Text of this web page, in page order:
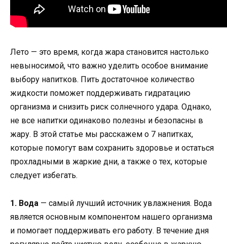
Лето — это время, когда жара становится настолько
невыносимой, что важно уделить особое внимание
выбору напитков. Пить достаточное количество
жидкости поможет поддерживать гидратацию
организма и снизить риск солнечного удара. Однако,
не все напитки одинаково полезны и безопасны в
жару. В этой статье мы расскажем о 7 напитках,
которые помогут вам сохранить здоровье и остаться
прохладными в жаркие дни, а также о тех, которые
следует избегать.
1. Вода — самый лучший источник увлажнения. Вода
является основным компонентом нашего организма
и помогает поддерживать его работу. В течение дня